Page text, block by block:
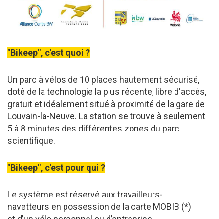
"Bikeep", c'est quoi ?
Un parc à vélos de 10 places hautement sécurisé,
doté de la technologie la plus récente, libre d'accès,
gratuit et idéalement situé à proximité de la gare de
Louvain-la-Neuve. La station se trouve à seulement
5 à 8 minutes des différentes zones du parc
scientifique.
"Bikeep", c'est pour qui ?
Le système est réservé aux travailleurs-
navetteurs en possession de la carte MOBIB (*)